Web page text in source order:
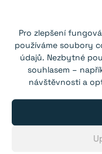
Pro zlepšení
používáme soubory
údajů. Nezbytné
souhlasem –
návštěvnosti a